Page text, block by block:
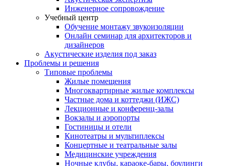
Инженерное сопровождение
Учебный центр
Обучение монтажу звукоизоляции
Онлайн семинар для архитекторов и
дизайнеров
Акустические изделия под заказ
Проблемы и решения
Типовые проблемы
Жилые помещения
Многоквартирные жилые комплексы
Частные дома и коттеджи (ИЖС)
Лекционные и конференц-залы
Вокзалы и аэропорты
Гостиницы и отели
Кинотеатры и мультиплексы
Концертные и театральные залы
Медицинские учреждения
Ночные клубы, караоке-бары, боулинги